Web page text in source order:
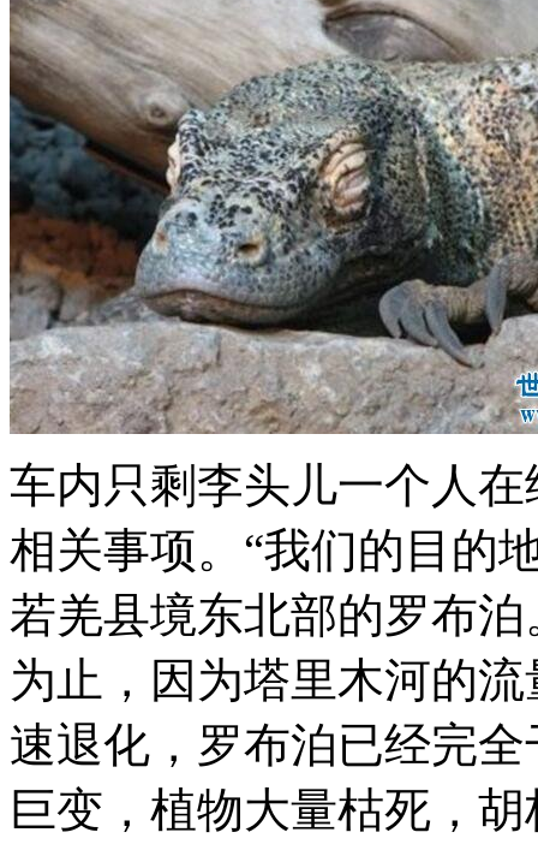
车内只剩李头儿一个人
相关事项。“我们的目的
若羌县境东北部的罗布
为止，因为塔里木河的
速退化，罗布泊已经完
巨变，植物大量枯死，